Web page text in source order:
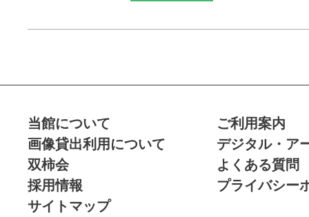
当館について
ご利用案内
画像貸出利用について
デジタル・ア
双柿会
よくある質問
採用情報
プライバシー
サイトマップ